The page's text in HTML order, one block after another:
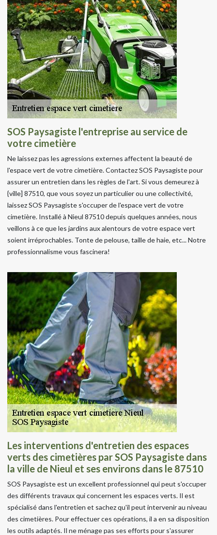
SOS Paysagiste l'entreprise au service de
votre cimetière
Ne laissez pas les agressions externes affectent la beauté de
l'espace vert de votre cimetière. Contactez SOS Paysagiste pour
assurer un entretien dans les règles de l'art. Si vous demeurez à
{ville] 87510, que vous soyez un particulier ou une collectivité,
laissez SOS Paysagiste s'occuper de l'espace vert de votre
cimetière. Installé à Nieul 87510 depuis quelques années, nous
veillons à ce que les jardins aux alentours de votre espace vert
soient irréprochables. Tonte de pelouse, taille de haie, etc... Notre
professionnalisme vous fascinera!
Les interventions d'entretien des espaces
verts des cimetières par SOS Paysagiste dans
la ville de Nieul et ses environs dans le 87510
SOS Paysagiste est un excellent professionnel qui peut s'occuper
des différents travaux qui concernent les espaces verts. Il est
spécialisé dans l'entretien et sachez qu'il peut intervenir au niveau
des cimetières. Pour effectuer ces opérations, il a en sa disposition
les outils adaptés. Il ne ménage pas ses efforts pour s'assurer